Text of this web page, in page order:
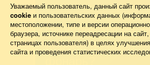
Не убран мусор,
дороге, не горит
Уважаемый пользователь, данный сайт
cookie и пользовательских данных
местоположении, типе и версии
браузера, источнике переадресации на
страницах пользователя) в целях
сайта и проведения статистических